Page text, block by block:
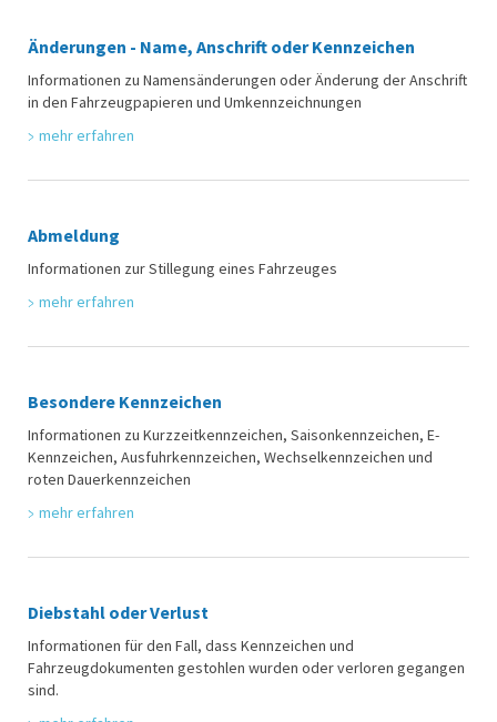
Änderungen - Name, Anschrift oder Kennzeichen
Informationen zu Namensänderungen oder Änderung der Anschrift
in den Fahrzeugpapieren und Umkennzeichnungen
mehr erfahren
Abmeldung
Informationen zur Stillegung eines Fahrzeuges
mehr erfahren
Besondere Kennzeichen
Informationen zu Kurzzeitkennzeichen, Saisonkennzeichen, E-
Kennzeichen, Ausfuhrkennzeichen, Wechselkennzeichen und
roten Dauerkennzeichen
mehr erfahren
Diebstahl oder Verlust
Informationen für den Fall, dass Kennzeichen und
Fahrzeugdokumenten gestohlen wurden oder verloren gegangen
sind.